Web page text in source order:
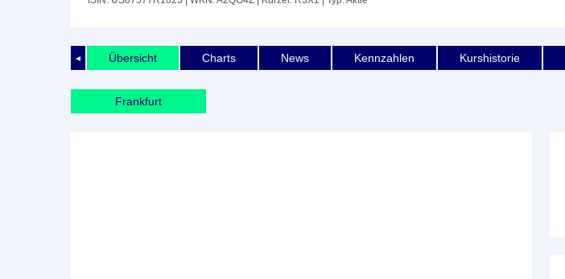
◄ Übersicht Charts News Kennzahlen Kurshistorie
Frankfurt